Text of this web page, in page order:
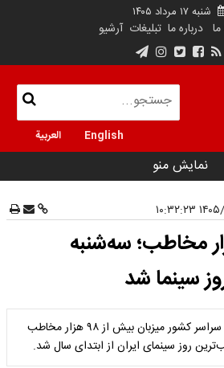
شنبه ۱۷ مرداد ۱۴۰۵
درباره ما تبلیغات آرشیو
English العربية
نمایش منو
از ۹۸ هزار مخاطب؛ سه‌شنبه
سینما شد
سه‌شنبه ۵ خرداد سینماهای سراسر کشور میزبان بیش از ۹۸ هزار مخاطب
روز سینمای ایران از ابتدای سال شد.